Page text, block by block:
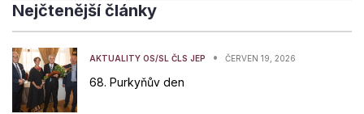
Nejčtenější články
AKTUALITY OS/SL ČLS JEP • ČERVEN 19, 2026
68. Purkyňův den